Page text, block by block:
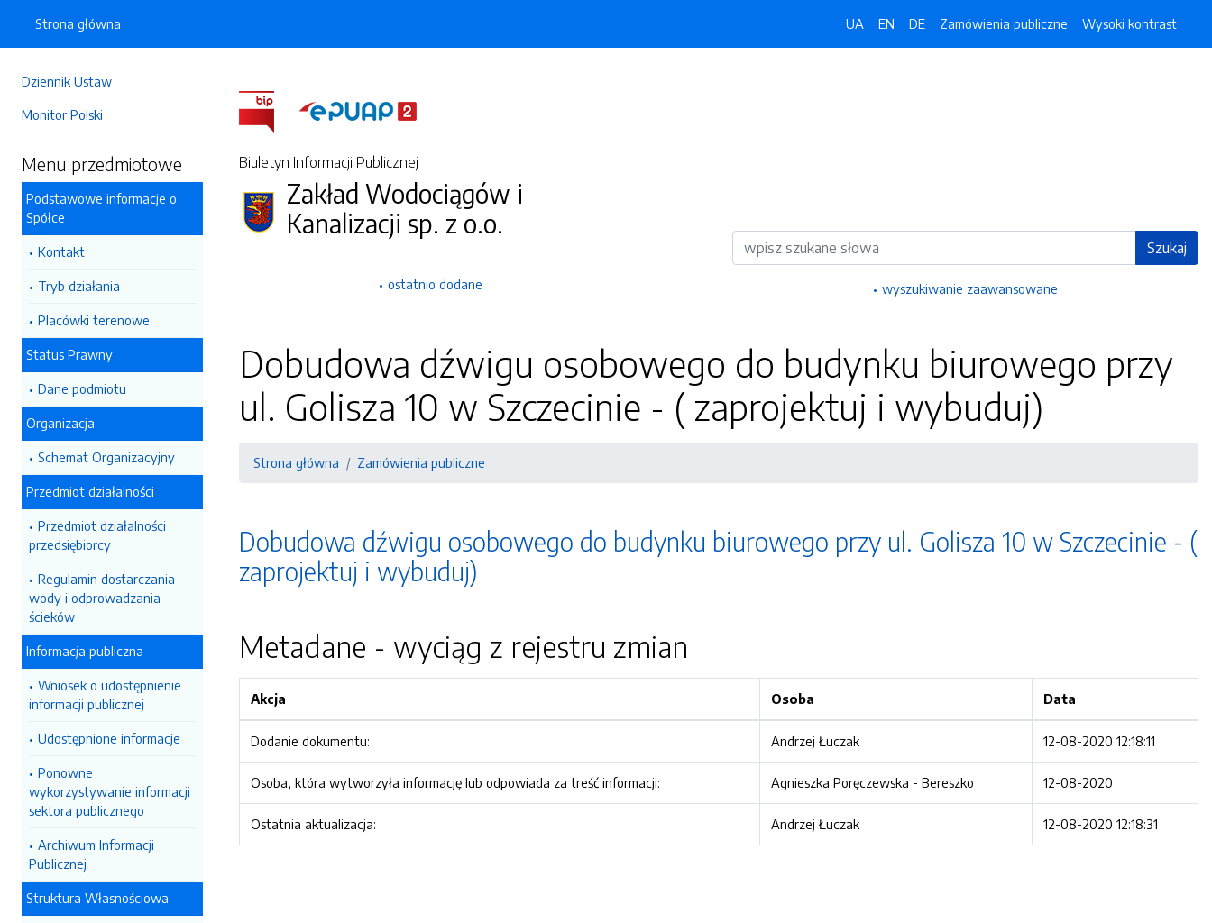
Dziennik Ustaw
Monitor Polski
Menu przedmiotowe
Podstawowe informacje o
Spółce
Kontakt
Tryb działania
Placówki terenowe
Status Prawny
Dane podmiotu
Organizacja
Schemat Organizacyjny
Przedmiot działalności
Przedmiot działalności
przedsiębiorcy
Regulamin dostarczania
wody i odprowadzania
ścieków
Informacja publiczna
Wniosek o udostępnienie
informacji publicznej
Udostępnione informacje
Ponowne
wykorzystywanie informacji
sektora publicznego
Archiwum Informacji
Publicznej
Struktura Własnościowa
Strona główna UA EN DE Zamówienia publiczne Wysoki kontrast
Biuletyn Informacji Publicznej
Zakład Wodociągów i
Kanalizacji sp. z o.o.
ostatnio dodane
Wyszukiwarka Szukaj
wyszukiwanie zaawansowane
Dobudowa dźwigu osobowego do budynku biurowego przy
ul. Golisza 10 w Szczecinie - ( zaprojektuj i wybuduj)
Strona główna Zamówienia publiczne
Dobudowa dźwigu osobowego do budynku biurowego przy ul. Golisza 10 w Szczecinie - (
zaprojektuj i wybuduj)
Metadane - wyciąg z rejestru zmian
Akcja Osoba Data
Dodanie dokumentu: Andrzej Łuczak 12-08-2020 12:18:11
Osoba, która wytworzyła informację lub odpowiada za treść informacji: Agnieszka Poręczewska - Bereszko 12-08-2020
Ostatnia aktualizacja: Andrzej Łuczak 12-08-2020 12:18:31